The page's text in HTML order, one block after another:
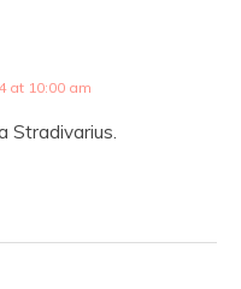
at 10:00 am
Stradivarius.